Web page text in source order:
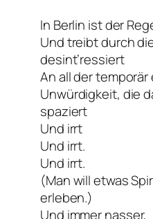
In Berlin ist der
Und treibt durch
desint’ressiert
An all der
Unwürdigkeit, die
spaziert
Und irrt
Und irrt.
Und irrt.
(Man will etwas
erleben.)
Und immer nasser,